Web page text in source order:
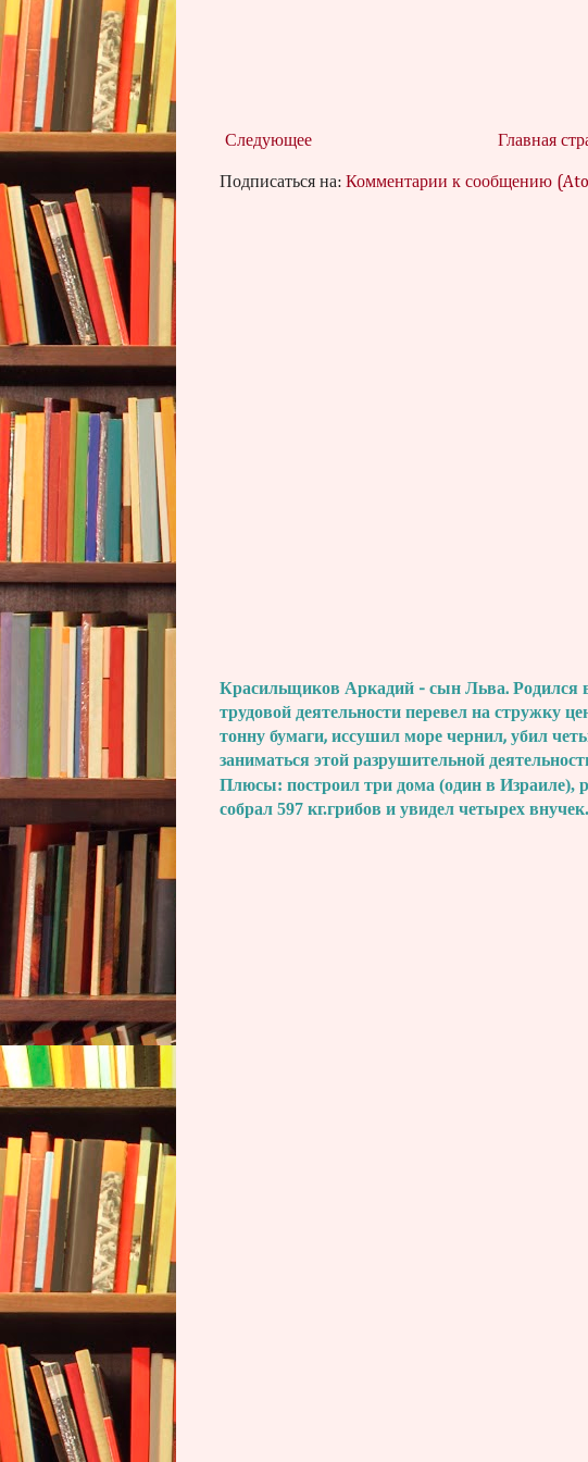
Следующее Главная
Подписаться на: Комментарии к сообщению
Красильщиков Аркадий - сын Льва. Родился
трудовой деятельности перевел на стружку
тонну бумаги, иссушил море чернил, убил
заниматься этой разрушительной
Плюсы: построил три дома (один в Израиле),
собрал 597 кг.грибов и увидел четырех